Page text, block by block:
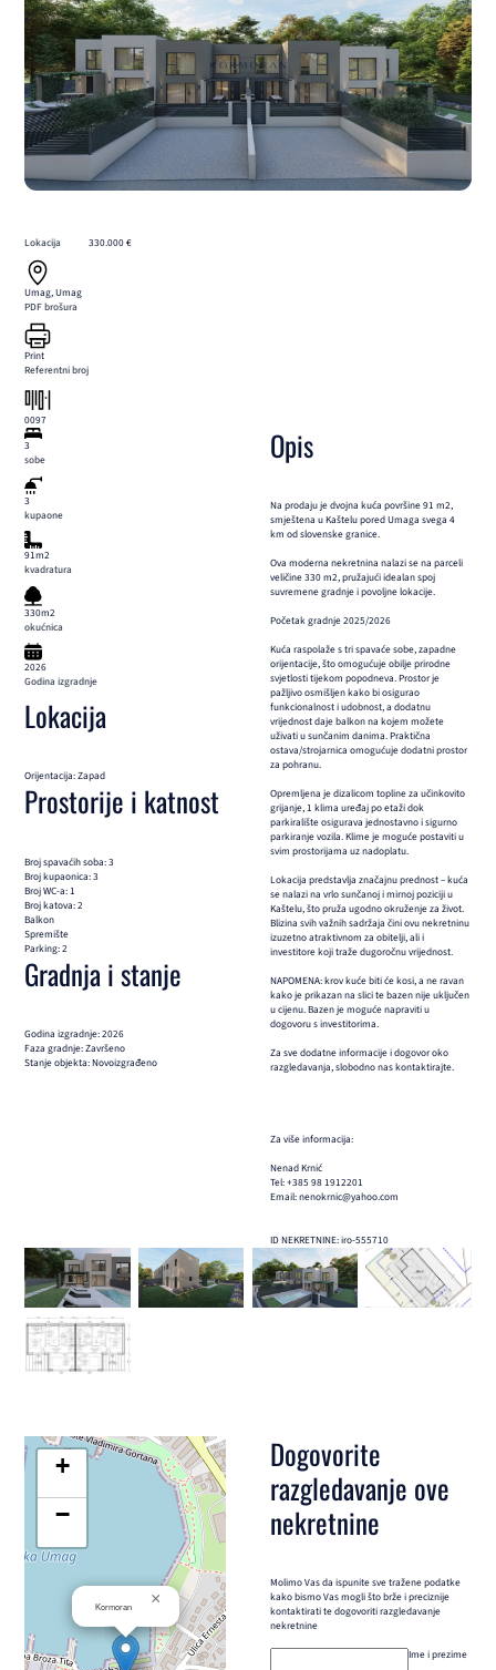
Lokacija
Umag, Umag
PDF brošura
Print
Referentni broj
0097
330.000 €
3
sobe
3
kupaone
91m2
kvadratura
330m2
okućnica
2026
Godina izgradnje
Lokacija
Orijentacija: Zapad
Prostorije i katnost
Broj spavaćih soba: 3
Broj kupaonica: 3
Broj WC-a: 1
Broj katova: 2
Balkon
Spremište
Parking: 2
Gradnja i stanje
Godina izgradnje: 2026
Faza gradnje: Završeno
Stanje objekta: Novoizgrađeno
Opis
Na prodaju je dvojna kuća površine 91 m2,
smještena u Kaštelu pored Umaga svega 4
km od slovenske granice.
Ova moderna nekretnina nalazi se na parceli
veličine 330 m2, pružajući idealan spoj
suvremene gradnje i povoljne lokacije.
Početak gradnje 2025/2026
Kuća raspolaže s tri spavaće sobe, zapadne
orijentacije, što omogućuje obilje prirodne
svjetlosti tijekom popodneva. Prostor je
pažljivo osmišljen kako bi osigurao
funkcionalnost i udobnost, a dodatnu
vrijednost daje balkon na kojem možete
uživati u sunčanim danima. Praktična
ostava/strojarnica omogućuje dodatni prostor
za pohranu.
Opremljena je dizalicom topline za učinkovito
grijanje, 1 klima uređaj po etaži dok
parkiralište osigurava jednostavno i sigurno
parkiranje vozila. Klime je moguće postaviti u
svim prostorijama uz nadoplatu.
Lokacija predstavlja značajnu prednost – kuća
se nalazi na vrlo sunčanoj i mirnoj poziciji u
Kaštelu, što pruža ugodno okruženje za život.
Blizina svih važnih sadržaja čini ovu nekretninu
izuzetno atraktivnom za obitelji, ali i
investitore koji traže dugoročnu vrijednost.
NAPOMENA: krov kuće biti će kosi, a ne ravan
kako je prikazan na slici te bazen nije uključen
u cijenu. Bazen je moguće napraviti u
dogovoru s investitorima.
Za sve dodatne informacije i dogovor oko
razgledavanja, slobodno nas kontaktirajte.
Za više informacija:
Nenad Krnić
Tel: +385 98 1912201
Email: nenokrnic@yahoo.com
ID NEKRETNINE: iro-555710
Kormoran ×
+
−
Dogovorite
razgledavanje ove
nekretnine
Molimo Vas da ispunite sve tražene podatke
kako bismo Vas mogli što brže i preciznije
kontaktirati te dogovoriti razgledavanje
nekretnine
Ime i prezime